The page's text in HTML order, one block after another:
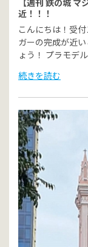
近！！！
こんにちは！受
ガーの完成が近
ょう！ プラモデ
続きを読む